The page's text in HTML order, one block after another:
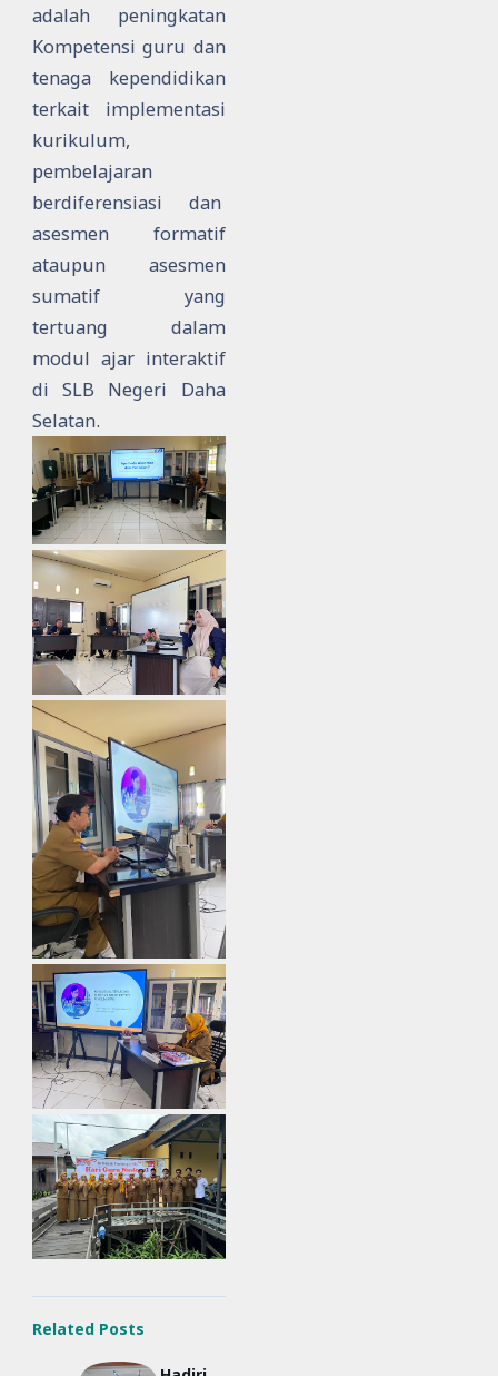
adalah peningkatan
Kompetensi guru dan
tenaga kependidikan
terkait implementasi
kurikulum,
pembelajaran
berdiferensiasi dan
asesmen formatif
ataupun asesmen
sumatif yang
tertuang dalam
modul ajar interaktif
di SLB Negeri Daha
Selatan.
Related Posts